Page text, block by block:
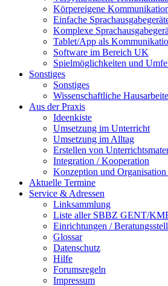
Körpereigene
Einfache
Komplexe
Tablet/App als
Software im Bereich UK
Spielmöglichkeiten und
Sonstiges
Sonstiges
Wissenschaftliche
Aus der Praxis
Ideenkiste
Umsetzung im Unterricht
Umsetzung im Alltag
Erstellen von
Integration / Kooperation
Konzeption und
Aktuelle Termine
Service & Adressen
Linksammlung
Liste aller SBBZ GENT/
Einrichtungen /
Glossar
Datenschutz
Hilfe
Forumsregeln
Impressum